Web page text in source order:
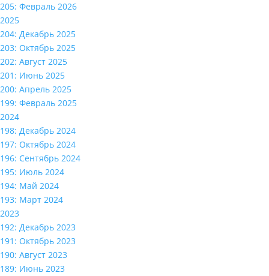
205: Февраль 2026
2025
204: Декабрь 2025
203: Октябрь 2025
202: Август 2025
201: Июнь 2025
200: Апрель 2025
199: Февраль 2025
2024
198: Декабрь 2024
197: Октябрь 2024
196: Сентябрь 2024
195: Июль 2024
194: Май 2024
193: Март 2024
2023
192: Декабрь 2023
191: Октябрь 2023
190: Август 2023
189: Июнь 2023